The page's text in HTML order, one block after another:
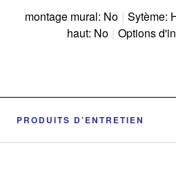
montage mural: No | Sytème:
haut: No | Options
PRODUITS D’ENTRETIEN